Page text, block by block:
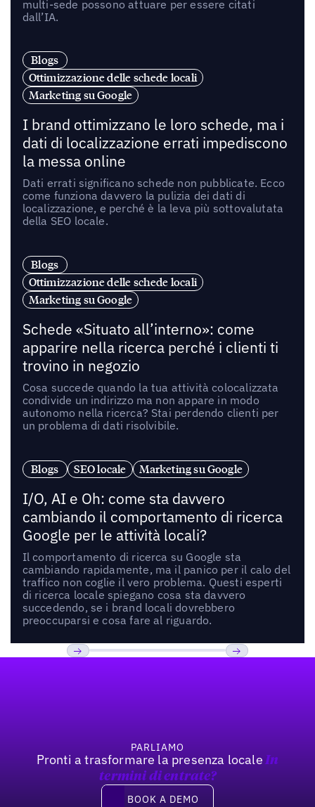
multi-sede possono attuare per essere citati
dall’IA.
Blogs
Ottimizzazione delle schede locali
Marketing su Google
I brand ottimizzano le loro schede, ma i
dati di localizzazione errati impediscono
la messa online
Dati errati significano schede non pubblicate. Ecco
come funziona davvero la pulizia dei dati di
localizzazione, e perché è la leva più sottovalutata
della SEO locale.
Blogs
Ottimizzazione delle schede locali
Marketing su Google
Schede «Situato all’interno»: come
apparire nella ricerca perché i clienti ti
trovino in negozio
Cosa succede quando la tua attività colocalizzata
condivide un indirizzo ma non appare in modo
autonomo nella ricerca? Stai perdendo clienti per
un problema di dati risolvibile.
Blogs SEO locale Marketing su Google
I/O, AI e Oh: come sta davvero
cambiando il comportamento di ricerca
Google per le attività locali?
Il comportamento di ricerca su Google sta
cambiando rapidamente, ma il panico per il calo del
traffico non coglie il vero problema. Questi esperti
di ricerca locale spiegano cosa sta davvero
succedendo, se i brand locali dovrebbero
preoccuparsi e cosa fare al riguardo.
PARLIAMO
Pronti a trasformare la presenza locale In
termini di entrate?
Book a demo
BOOK A DEMO